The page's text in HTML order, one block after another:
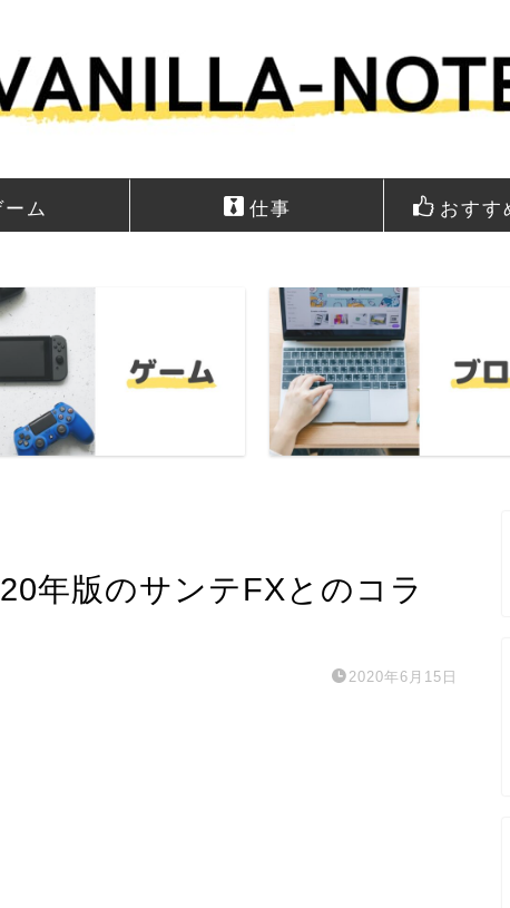
ーム 仕事 おすす
年版のサンテFXとのコラ
2020年6月15日